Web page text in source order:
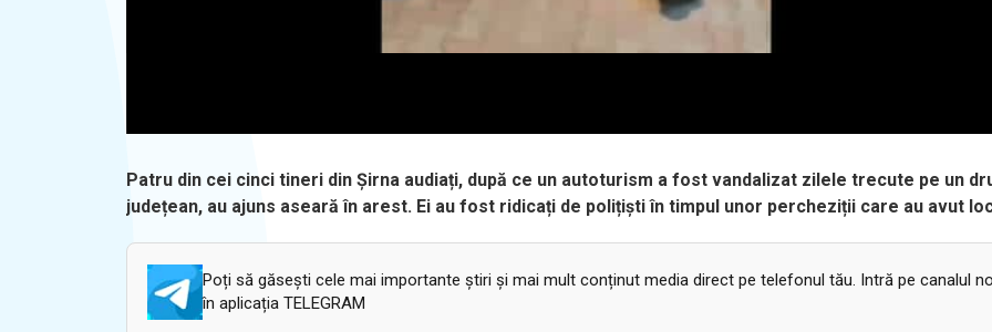
Patru din cei cinci tineri din Șirna audiați, după ce un autoturism a fost vandalizat zilele trecute pe un
județean, au ajuns aseară în arest. Ei au fost ridicați de polițiști în timpul unor percheziții care au avut
Poți să găsești cele mai importante știri și mai mult conținut media direct pe telefonul tău. Intră pe canalul
în aplicația TELEGRAM